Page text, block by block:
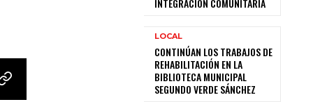
INTEGRACIÓN COMUNITARIA
LOCAL
CONTINÚAN LOS TRABAJOS DE
REHABILITACIÓN EN LA
BIBLIOTECA MUNICIPAL
SEGUNDO VERDE SÁNCHEZ